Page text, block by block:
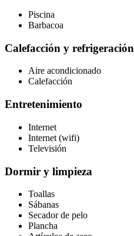
Piscina
Barbacoa
Calefacción y refrigeración
Aire acondicionado
Calefacción
Entretenimiento
Internet
Internet (wifi)
Televisión
Dormir y limpieza
Toallas
Sábanas
Secador de pelo
Plancha